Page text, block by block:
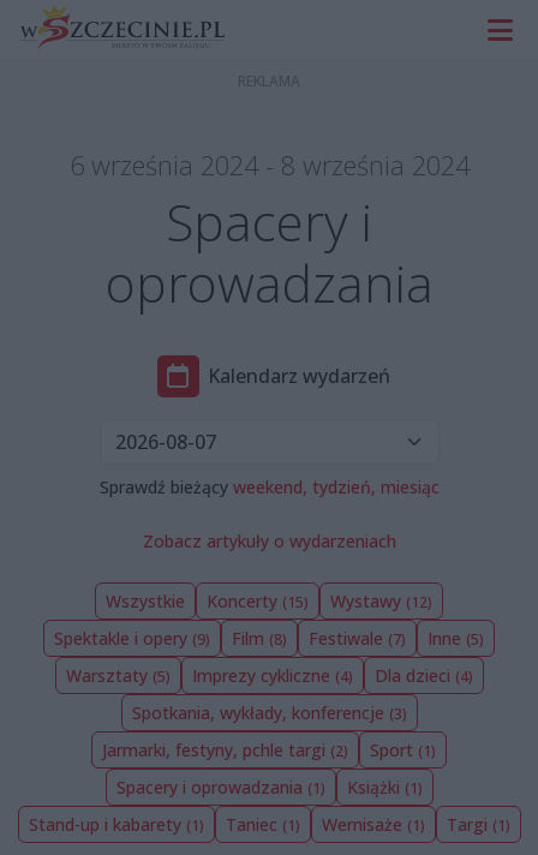
6 września 2024 - 8 września 2024
Spacery i
oprowadzania
Kalendarz wydarzeń
Sprawdź bieżący weekend, tydzień, miesiąc
Zobacz artykuły o wydarzeniach
Wszystkie Koncerty (15) Wystawy (12)
Spektakle i opery (9) Film (8) Festiwale (7) Inne (5)
Warsztaty (5) Imprezy cykliczne (4) Dla dzieci (4)
Spotkania, wykłady, konferencje (3)
Jarmarki, festyny, pchle targi (2) Sport (1)
Spacery i oprowadzania (1) Książki (1)
Stand-up i kabarety (1) Taniec (1) Wernisaże (1) Targi (1)